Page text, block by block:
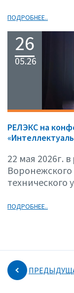
ПОДРОБНЕЕ..
26
05.26
РЕЛЭКС на
22 мая 2026г.
Воронежского
технического
ПОДРОБНЕЕ..